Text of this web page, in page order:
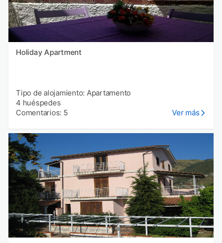
Holiday Apartment
Tipo de alojamiento: Apartamento
4 huéspedes
Comentarios: 5
Ver más